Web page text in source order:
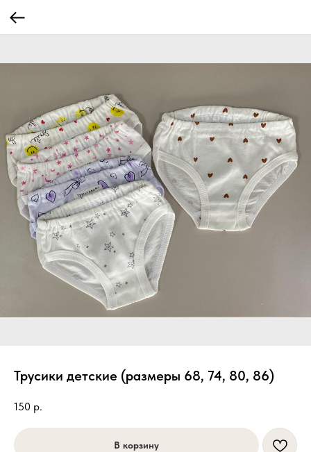
Трусики детские (размеры 68, 74, 80, 86)
150 р.
В корзину